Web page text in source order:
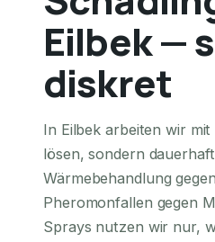
Eilbek —
diskret
In Eilbek arbeiten wir
lösen, sondern
Wärmebehandlung
Pheromonfallen gegen
Sprays nutzen wir nur,